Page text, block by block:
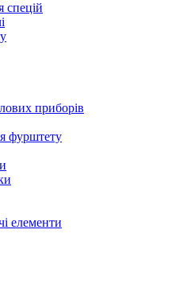
спецій
приборів
фурштету
елементи